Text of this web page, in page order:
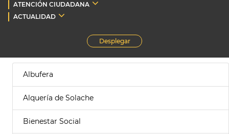
ATENCIÓN CIUDADANA
ACTUALIDAD
Desplegar
Albufera
Alquería de Solache
Bienestar Social